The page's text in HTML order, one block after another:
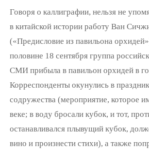
Говоря о каллиграфии, нельзя не
в китайской истории работу Ван
(«Предисловие из павильона
половине 18 сентября группа
СМИ прибыла в павильон орхидей в
Корреспонденты окунулись в
содружества (мероприятие, которое
веке; в воду бросали кубок, и тот,
останавливался плывущий кубок,
вино и произнести стихи), а также